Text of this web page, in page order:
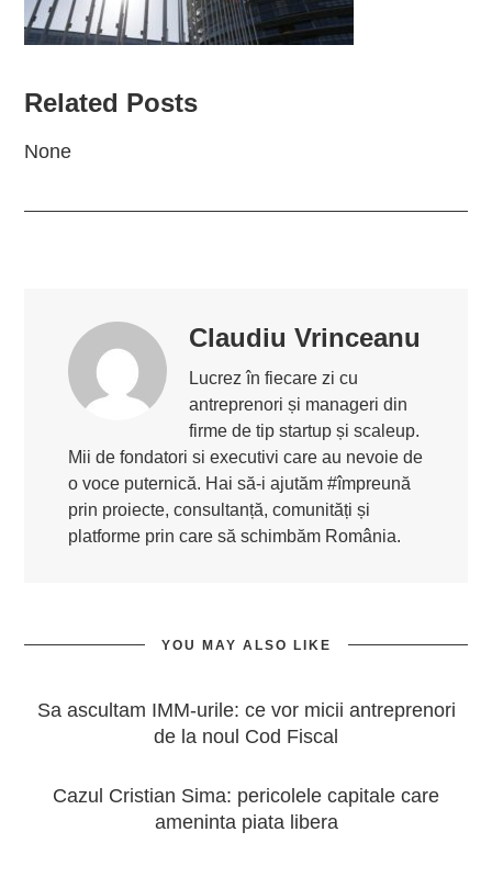
Related Posts
None
Claudiu Vrinceanu
Lucrez în fiecare zi cu
antreprenori și manageri din
firme de tip startup și scaleup.
Mii de fondatori si executivi care au nevoie de
o voce puternică. Hai să-i ajutăm #împreună
prin proiecte, consultanță, comunități și
platforme prin care să schimbăm România.
YOU MAY ALSO LIKE
Sa ascultam IMM-urile: ce vor micii antreprenori
de la noul Cod Fiscal
Cazul Cristian Sima: pericolele capitale care
ameninta piata libera